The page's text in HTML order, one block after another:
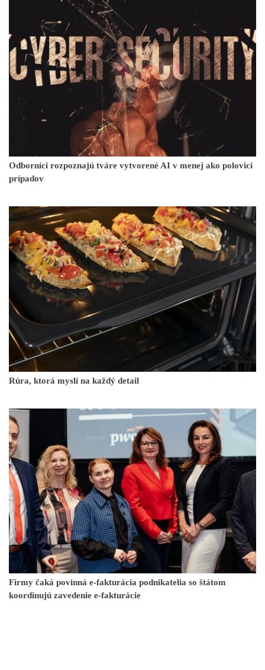
Odborníci rozpoznajú tváre vytvorené AI v menej ako polovici
prípadov
Rúra, ktorá myslí na každý detail
Firmy čaká povinná e-fakturácia podnikatelia so štátom
koordinujú zavedenie e-fakturácie